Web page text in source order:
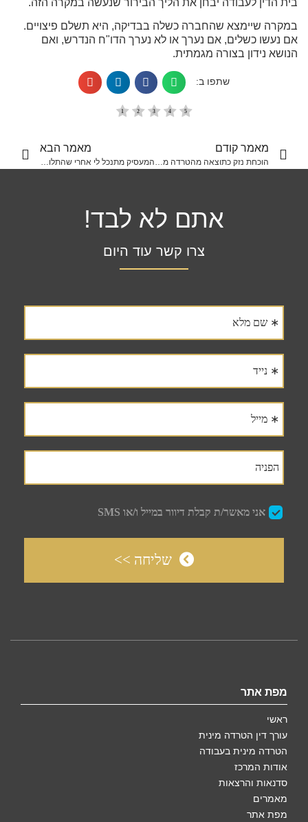
במקרה שיימצא שהחברה כשלה בבדיקה, היא תשלם פיצויים.
אם נעשו כשלים, אם נערך או לא נערך הדו"ח הנדרש, ואם
הנושא נידון בצורה מגמתית.
שתפו ב:
מאמר קודם
הוכחת נזק כתוצאה מהטרדה מינית במקום העבודה
מאמר הבא
המעסיק מתנכל לי אחרי שהתלוננתי, מה החוק אומר?
אתם לא לבד!
צרו קשר עוד היום
מפת אתר
ראשי
עורך דין הטרדה מינית
הטרדה מינית בעבודה
אודות המרכז
סדנאות והרצאות
מאמרים
מפת אתר